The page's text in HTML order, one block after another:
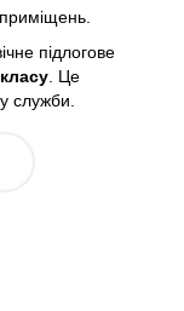
підлогове
. Це
служби.